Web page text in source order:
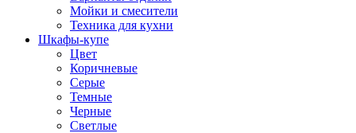
Мойки и смесители
Техника для кухни
Шкафы-купе
Цвет
Коричневые
Серые
Темные
Черные
Светлые